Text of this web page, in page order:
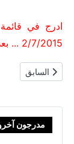
ادرج في
2/7/2015 ... بعد منحه قلادة تاميكوم من الطبقه الذهبية
المقال السابق:
السابق
مدرجون